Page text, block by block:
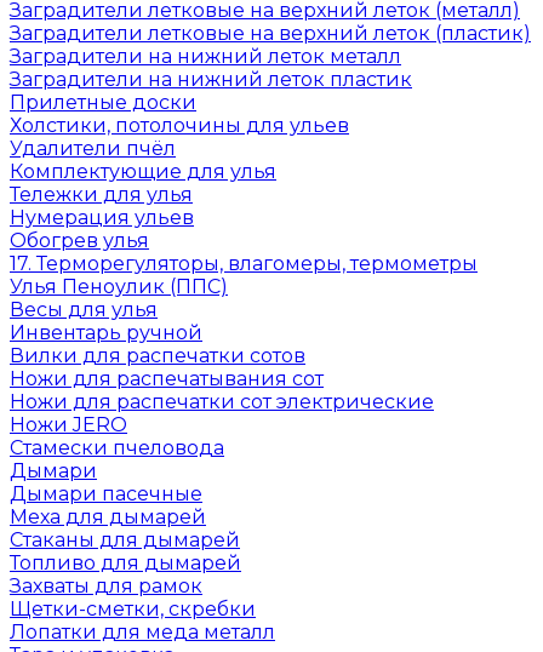
Заградители летковые на верхний леток (металл)
Заградители летковые на верхний леток (пластик)
Заградители на нижний леток металл
Заградители на нижний леток пластик
Прилетные доски
Холстики, потолочины для ульев
Удалители пчёл
Комплектующие для улья
Тележки для улья
Нумерация ульев
Обогрев улья
17. Терморегуляторы, влагомеры, термометры
Улья Пеноулик (ППС)
Весы для улья
Инвентарь ручной
Вилки для распечатки сотов
Ножи для распечатывания сот
Ножи для распечатки сот электрические
Ножи JERO
Стамески пчеловода
Дымари
Дымари пасечные
Меха для дымарей
Стаканы для дымарей
Топливо для дымарей
Захваты для рамок
Щетки-сметки, скребки
Лопатки для меда металл